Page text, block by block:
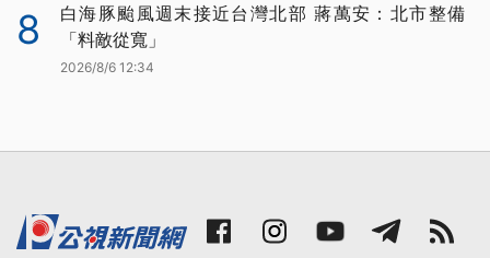
8
白海豚颱風週末接近台灣北部 蔣萬安：北市整備
「料敵從寬」
2026/8/6 12:34